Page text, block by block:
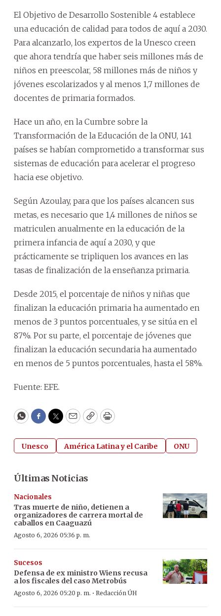
El Objetivo de Desarrollo Sostenible 4 establece
una educación de calidad para todos de aquí a 2030.
Para alcanzarlo, los expertos de la Unesco creen
que ahora tendría que haber seis millones más de
niños en preescolar, 58 millones más de niños y
jóvenes escolarizados y al menos 1,7 millones de
docentes de primaria formados.
Hace un año, en la Cumbre sobre la
Transformación de la Educación de la ONU, 141
países se habían comprometido a transformar sus
sistemas de educación para acelerar el progreso
hacia ese objetivo.
Según Azoulay, para que los países alcancen sus
metas, es necesario que 1,4 millones de niños se
matriculen anualmente en la educación de la
primera infancia de aquí a 2030, y que
prácticamente se tripliquen los avances en las
tasas de finalización de la enseñanza primaria.
Desde 2015, el porcentaje de niños y niñas que
finalizan la educación primaria ha aumentado en
menos de 3 puntos porcentuales, y se sitúa en el
87%. Por su parte, el porcentaje de jóvenes que
finalizan la educación secundaria ha aumentado
en menos de 5 puntos porcentuales, hasta el 58%.
Fuente: EFE.
WhatsApp
Facebook
Twitter
EmailCopyPrint
Unesco América Latina y el Caribe ONU
Últimas Noticias
Nacionales
Tras muerte de niño, detienen a
organizadores de carrera mortal de
caballos en Caaguazú
Agosto 6, 2026 05:36 p. m.
Sucesos
Defensa de ex ministro Wiens recusa
a los fiscales del caso Metrobús
Agosto 6, 2026 05:20 p. m. · Redacción ÚH